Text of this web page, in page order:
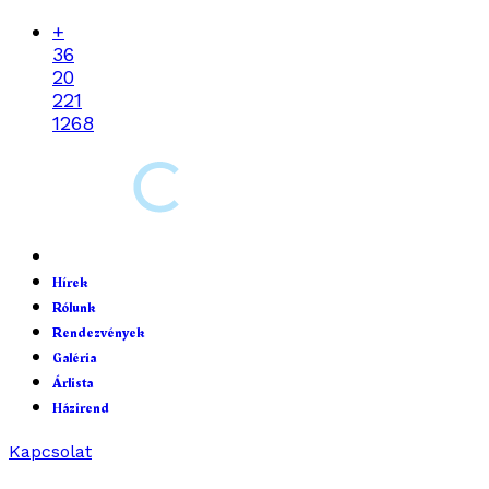
+
36
20
221
1268
Hírek
Rólunk
Rendezvények
Galéria
Árlista
Házirend
Kapcsolat